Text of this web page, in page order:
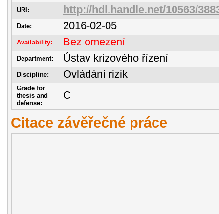
URI: http://hdl.handle.net/10563/
Date: 2016-02-05
Availability: Bez omezení
Department: Ústav krizového řízení
Discipline: Ovládání rizik
Grade for
thesis and
defense:
C
Citace závěřečné práce